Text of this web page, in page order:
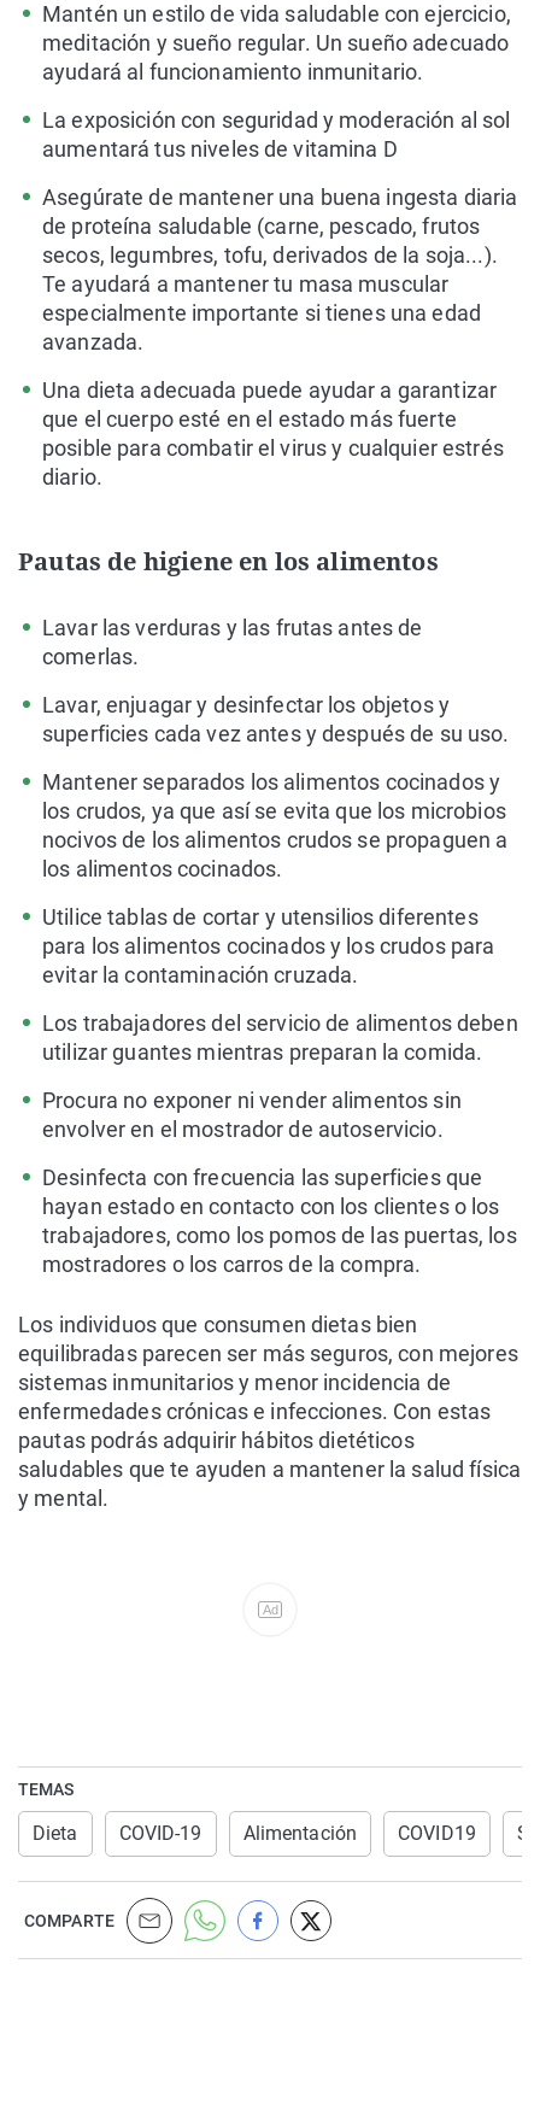
Mantén un estilo de vida saludable con ejercicio,
meditación y sueño regular. Un sueño adecuado
ayudará al funcionamiento inmunitario.
La exposición con seguridad y moderación al sol
aumentará tus niveles de vitamina D
Asegúrate de mantener una buena ingesta diaria
de proteína saludable (carne, pescado, frutos
secos, legumbres, tofu, derivados de la soja...).
Te ayudará a mantener tu masa muscular
especialmente importante si tienes una edad
avanzada.
Una dieta adecuada puede ayudar a garantizar
que el cuerpo esté en el estado más fuerte
posible para combatir el virus y cualquier estrés
diario.
Pautas de higiene en los alimentos
Lavar las verduras y las frutas antes de
comerlas.
Lavar, enjuagar y desinfectar los objetos y
superficies cada vez antes y después de su uso.
Mantener separados los alimentos cocinados y
los crudos, ya que así se evita que los microbios
nocivos de los alimentos crudos se propaguen a
los alimentos cocinados.
Utilice tablas de cortar y utensilios diferentes
para los alimentos cocinados y los crudos para
evitar la contaminación cruzada.
Los trabajadores del servicio de alimentos deben
utilizar guantes mientras preparan la comida.
Procura no exponer ni vender alimentos sin
envolver en el mostrador de autoservicio.
Desinfecta con frecuencia las superficies que
hayan estado en contacto con los clientes o los
trabajadores, como los pomos de las puertas, los
mostradores o los carros de la compra.
Los individuos que consumen dietas bien
equilibradas parecen ser más seguros, con mejores
sistemas inmunitarios y menor incidencia de
enfermedades crónicas e infecciones. Con estas
pautas podrás adquirir hábitos dietéticos
saludables que te ayuden a mantener la salud física
y mental.
Ad
TEMAS
Dieta COVID-19 Alimentación COVID19
COMPARTE